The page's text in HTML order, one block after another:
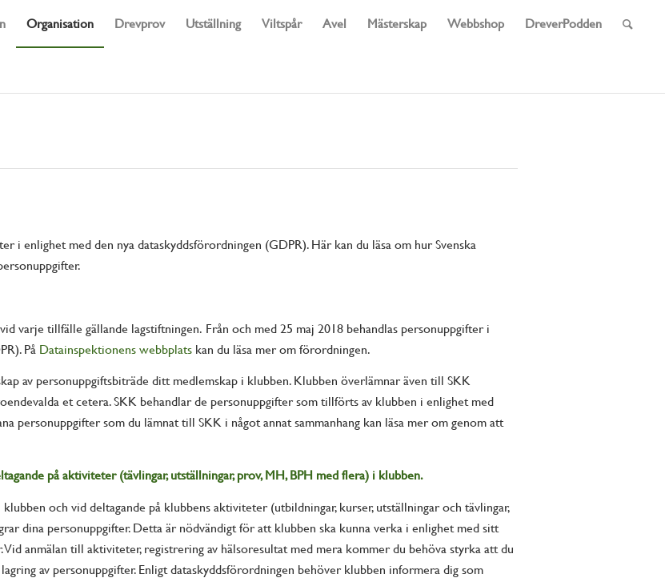
Organisation Drevprov Utställning Viltspår Avel Mästerskap Webbshop DreverPodden
i enlighet med den nya dataskyddsförordningen (GDPR). Här kan du läsa om hur Svenska
varje tillfälle gällande lagstiftningen. Från och med 25 maj 2018 behandlas personuppgifter i
På Datainspektionens webbplats kan du läsa mer om förordningen.
av personuppgiftsbiträde ditt medlemskap i klubben. Klubben överlämnar även till SKK
et cetera. SKK behandlar de personuppgifter som tillförts av klubben i enlighet med
personuppgifter som du lämnat till SKK i något annat sammanhang kan läsa mer om genom att
på aktiviteter (tävlingar, utställningar, prov, MH, BPH med flera) i klubben.
och vid deltagande på klubbens aktiviteter (utbildningar, kurser, utställningar och tävlingar,
dina personuppgifter. Detta är nödvändigt för att klubben ska kunna verka i enlighet med sitt
Vid anmälan till aktiviteter, registrering av hälsoresultat med mera kommer du behöva styrka att du
av personuppgifter. Enligt dataskyddsförordningen behöver klubben informera dig som